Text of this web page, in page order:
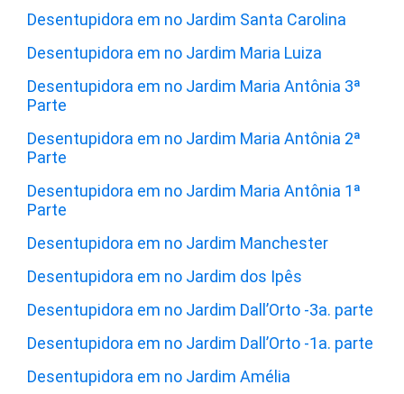
Desentupidora em no Jardim Santa Carolina
Desentupidora em no Jardim Maria Luiza
Desentupidora em no Jardim Maria Antônia 3ª
Parte
Desentupidora em no Jardim Maria Antônia 2ª
Parte
Desentupidora em no Jardim Maria Antônia 1ª
Parte
Desentupidora em no Jardim Manchester
Desentupidora em no Jardim dos Ipês
Desentupidora em no Jardim Dall’Orto -3a. parte
Desentupidora em no Jardim Dall’Orto -1a. parte
Desentupidora em no Jardim Amélia